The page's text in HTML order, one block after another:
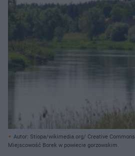
Autor: Stiopa/wikimedia.org/ Creative Commons
Miejscowość Borek w powiecie gorzowskim.